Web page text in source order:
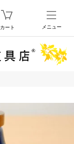
カート メニュー